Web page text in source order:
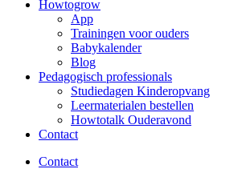
Howtogrow
App
Trainingen voor ouders
Babykalender
Blog
Pedagogisch professionals
Studiedagen Kinderopvang
Leermaterialen bestellen
Howtotalk Ouderavond
Contact
Contact